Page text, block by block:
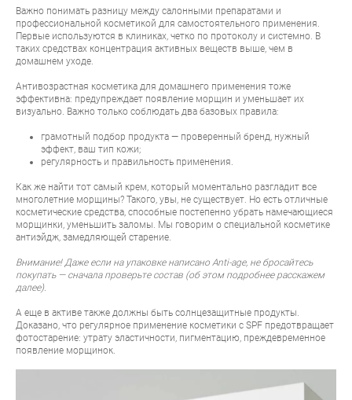
Важно понимать разницу между салонными препаратами и
профессиональной косметикой для самостоятельного применения.
Первые используются в клиниках, четко по протоколу и системно. В
таких средствах концентрация активных веществ выше, чем в
домашнем уходе.
Антивозрастная косметика для домашнего применения тоже
эффективна: предупреждает появление морщин и уменьшает их
визуально. Важно только соблюдать два базовых правила:
грамотный подбор продукта — проверенный бренд, нужный
эффект, ваш тип кожи;
регулярность и правильность применения.
Как же найти тот самый крем, который моментально разгладит все
многолетние морщины? Такого, увы, не существует. Но есть отличные
косметические средства, способные постепенно убрать намечающиеся
морщинки, уменьшить заломы. Мы говорим о специальной косметике
антиэйдж, замедляющей старение.
Внимание! Даже если на упаковке написано Anti-age, не бросайтесь
покупать — сначала проверьте состав (об этом подробнее расскажем
далее).
А еще в активе также должны быть солнцезащитные продукты.
Доказано, что регулярное применение косметики с SPF предотвращает
фотостарение: утрату эластичности, пигментацию, преждевременное
появление морщинок.